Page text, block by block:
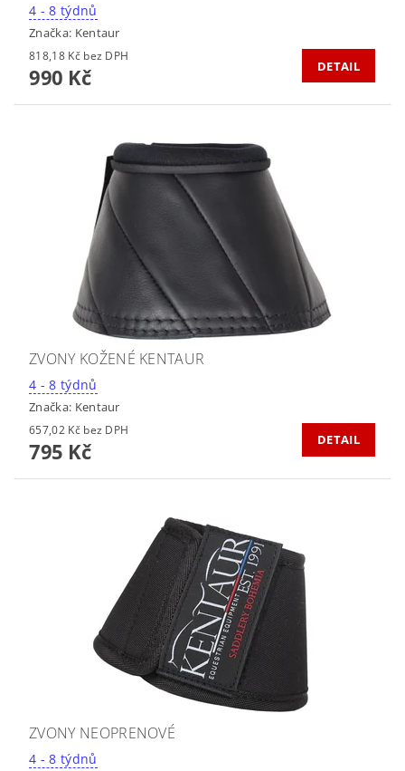
4 - 8 týdnů
Značka: Kentaur
818,18 Kč bez DPH
990 Kč DETAIL
ZVONY KOŽENÉ KENTAUR
4 - 8 týdnů
Značka: Kentaur
657,02 Kč bez DPH
795 Kč DETAIL
ZVONY NEOPRENOVÉ
4 - 8 týdnů